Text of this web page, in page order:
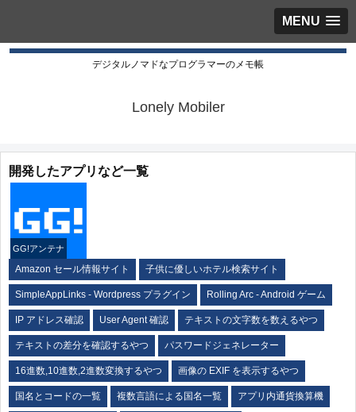
MENU
デジタルノマドなプログラマーのメモ帳
Lonely Mobiler
開発したアプリなど一覧
GG!アンテナ
Amazon セール情報サイト 子供に優しいホテル検索サイト
SimpleAppLinks - Wordpress プラグイン Rolling Arc - Android ゲーム
IP アドレス確認 User Agent 確認 テキストの文字数を数えるやつ
テキストの差分を確認するやつ パスワードジェネレーター
16進数,10進数,2進数変換するやつ 画像の EXIF を表示するやつ
国名とコードの一覧 複数言語による国名一覧 アプリ内通貨換算機